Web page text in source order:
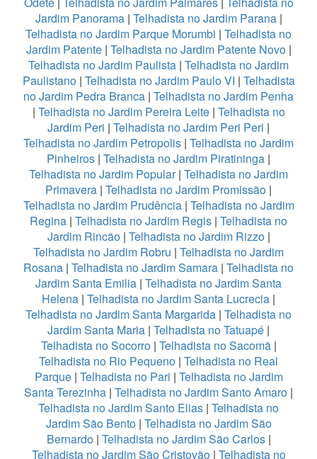
Jardim Panorama| Telhadista no Jardim Parana|
Telhadista no Jardim Parque Morumbi | Telhadista no
Jardim Patente| Telhadista no Jardim Patente Novo|
Telhadista no Jardim Paulista | Telhadista no Jardim
Paulistano| Telhadista no Jardim Paulo VI | Telhadista
no Jardim Pedra Branca | Telhadista no Jardim Penha
| Telhadista no Jardim Pereira Leite| Telhadista no
Jardim Peri | Telhadista no Jardim Peri Peri |
Telhadista no Jardim Petropolis | Telhadista no Jardim
Pinheiros | Telhadista no Jardim Piratininga |
Telhadista no Jardim Popular| Telhadista no Jardim
Primavera | Telhadista no Jardim Promissão |
Telhadista no Jardim Prudência| Telhadista no Jardim
Regina | Telhadista no Jardim Regis | Telhadista no
Jardim Rincão| Telhadista no Jardim Rizzo|
Telhadista no Jardim Robru | Telhadista no Jardim
Rosana | Telhadista no Jardim Samara | Telhadista no
Jardim Santa Emilia | Telhadista no Jardim Santa
Helena | Telhadista no Jardim Santa Lucrecia |
Telhadista no Jardim Santa Margarida | Telhadista no
Jardim Santa Maria | Telhadista no Tatuapé |
Telhadista no Socorro| Telhadista no Sacomã|
Telhadista no Rio Pequeno | Telhadista no Real
Parque| Telhadista no Pari | Telhadista no Jardim
Santa Terezinha | Telhadista no Jardim Santo Amaro |
Telhadista no Jardim Santo Elias | Telhadista no
Jardim São Bento| Telhadista no Jardim São
Bernardo| Telhadista no Jardim São Carlos|
Telhadista no Jardim São Cristovão| Telhadista no